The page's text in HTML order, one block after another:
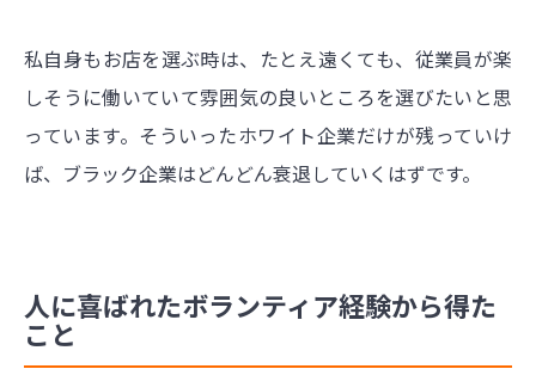
私自身もお店を選ぶ時は、たとえ遠くても、従業員が楽
しそうに働いていて雰囲気の良いところを選びたいと思
っています。そういったホワイト企業だけが残っていけ
ば、ブラック企業はどんどん衰退していくはずです。
人に喜ばれたボランティア経験から得た
こと